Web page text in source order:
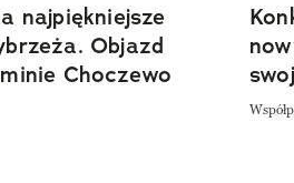
najpiękniejsze
Objazd
Choczewo